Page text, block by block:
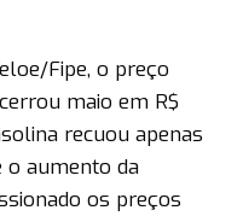
Fipe, o preço
maio em R$
recuou apenas
o aumento da
os preços